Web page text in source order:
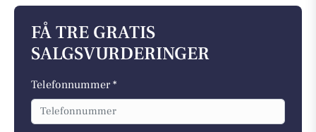
FÅ TRE GRATIS
SALGSVURDERINGER
Telefonnummer *